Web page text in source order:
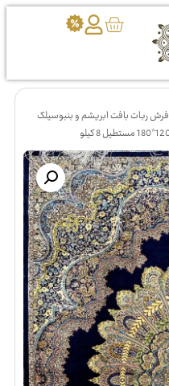
فرش ربات بافت ابریشم و بنبوسیلک